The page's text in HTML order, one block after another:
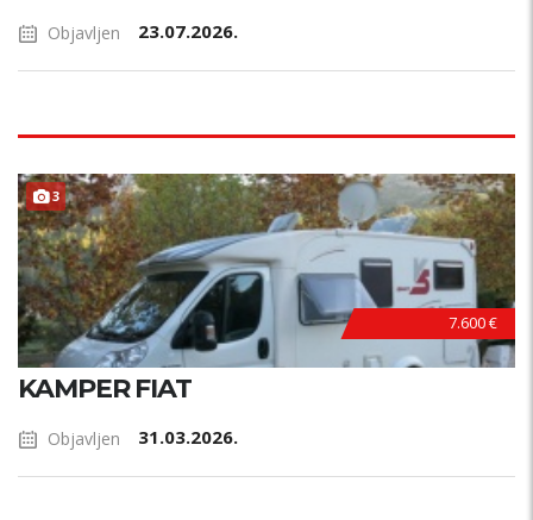
Objavljen 23.07.2026.
3 HITNO !
7.600 €
KAMPER FIAT
Objavljen 31.03.2026.